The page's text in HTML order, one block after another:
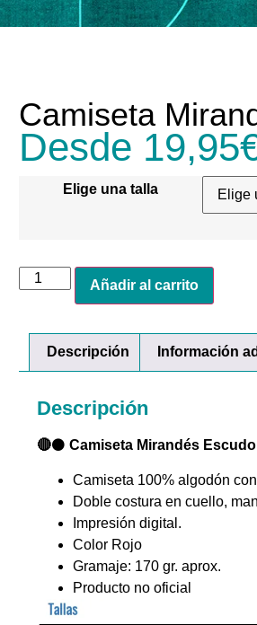
Camiseta
Desde 19,95
Elige una talla
Añadir al carrito
Descripción Información
Descripción
🔴⚫ Camiseta Mirandés Escudo
Camiseta 100% algodón
Doble costura en cuello,
Impresión digital.
Color Rojo
Gramaje: 170 gr. aprox.
Producto no oficial